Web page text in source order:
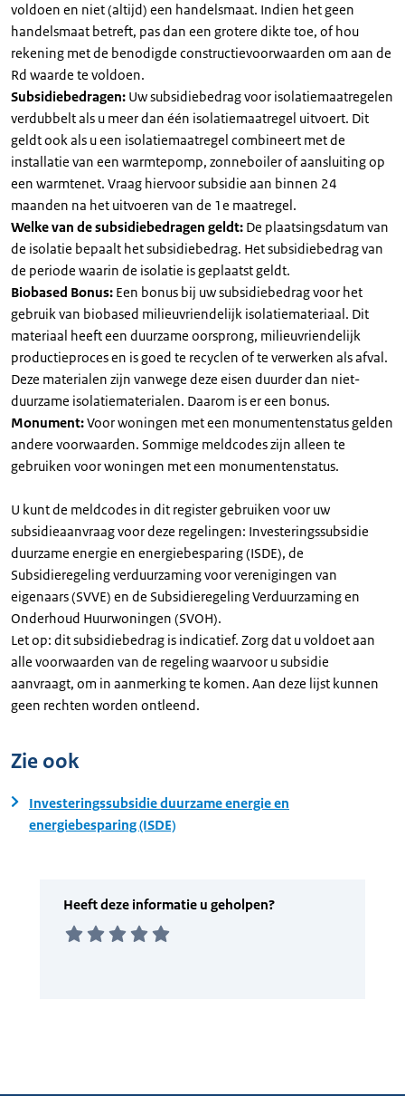
voldoen en niet (altijd) een handelsmaat. Indien het geen
handelsmaat betreft, pas dan een grotere dikte toe, of hou
rekening met de benodigde constructievoorwaarden om aan de
Rd waarde te voldoen.
Subsidiebedragen: Uw subsidiebedrag voor isolatiemaatregelen
verdubbelt als u meer dan één isolatiemaatregel uitvoert. Dit
geldt ook als u een isolatiemaatregel combineert met de
installatie van een warmtepomp, zonneboiler of aansluiting op
een warmtenet. Vraag hiervoor subsidie aan binnen 24
maanden na het uitvoeren van de 1e maatregel.
Welke van de subsidiebedragen geldt: De plaatsingsdatum van
de isolatie bepaalt het subsidiebedrag. Het subsidiebedrag van
de periode waarin de isolatie is geplaatst geldt.
Biobased Bonus: Een bonus bij uw subsidiebedrag voor het
gebruik van biobased milieuvriendelijk isolatiemateriaal. Dit
materiaal heeft een duurzame oorsprong, milieuvriendelijk
productieproces en is goed te recyclen of te verwerken als afval.
Deze materialen zijn vanwege deze eisen duurder dan niet-
duurzame isolatiematerialen. Daarom is er een bonus.
Monument:Voor woningen met een monumentenstatus gelden
andere voorwaarden. Sommige meldcodes zijn alleen te
gebruiken voor woningen met een monumentenstatus.
U kunt de meldcodes in dit register gebruiken voor uw
subsidieaanvraag voor deze regelingen: Investeringssubsidie
duurzame energie en energiebesparing (ISDE), de
Subsidieregeling verduurzaming voor verenigingen van
eigenaars (SVVE) en de Subsidieregeling Verduurzaming en
Onderhoud Huurwoningen (SVOH).
Let op: dit subsidiebedrag is indicatief. Zorg dat u voldoet aan
alle voorwaarden van de regeling waarvoor u subsidie
aanvraagt, om in aanmerking te komen. Aan deze lijst kunnen
geen rechten worden ontleend.
Zie ook
Investeringssubsidie duurzame energie en
energiebesparing (ISDE)